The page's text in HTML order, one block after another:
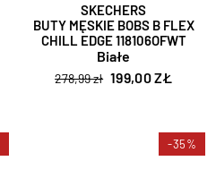
SKECHERS
BUTY MĘSKIE BOBS B FLEX
CHILL EDGE 118106OFWT
Białe
278,99 zł 199,00 ZŁ
-35%